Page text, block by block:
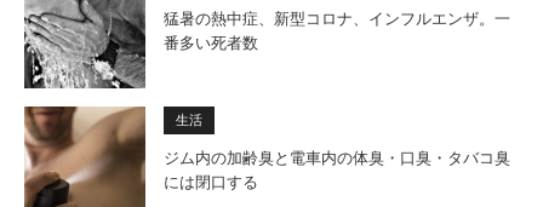
猛暑の熱中症、新型コロナ、インフルエンザ。一
番多い死者数
生活
ジム内の加齢臭と電車内の体臭・口臭・タバコ臭
には閉口する